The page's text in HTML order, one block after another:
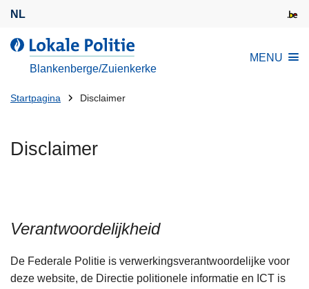
NL
d
o
Blankenberge/Zuienkerke
MENU
U
hier:
Startpagina Disclaimer
Disclaimer
Verantwoordelijkheid
De Federale Politie is verwerkingsverantwoordelijke voor
deze website, de Directie politionele informatie en ICT is